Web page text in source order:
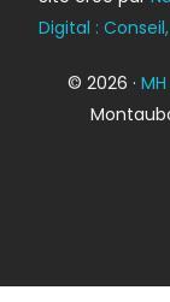
© 2026 · MH
Digital :